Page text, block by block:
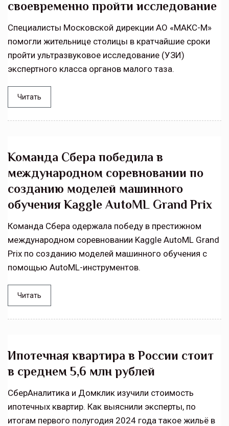
своевременно пройти исследование
Специалисты Московской дирекции АО «МАКС-М»
помогли жительнице столицы в кратчайшие сроки
пройти ультразвуковое исследование (УЗИ)
экспертного класса органов малого таза.
Читать
Команда Сбера победила в
международном соревновании по
созданию моделей машинного
обучения Kaggle AutoML Grand Prix
Команда Сбера одержала победу в престижном
международном соревновании Kaggle AutoML Grand
Prix по созданию моделей машинного обучения с
помощью AutoML-инструментов.
Читать
Ипотечная квартира в России стоит
в среднем 5,6 млн рублей
СберАналитика и Домклик изучили стоимость
ипотечных квартир. Как выяснили эксперты, по
итогам первого полугодия 2024 года такое жильё в